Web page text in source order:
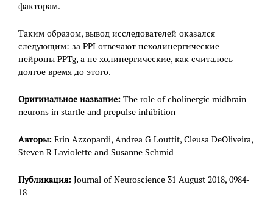
факторам.
Таким образом, вывод исследователей оказался
следующим: за PPI отвечают нехолинергические
нейроны PPTg, а не холинергические, как считалось
долгое время до этого.
Оригинальное название: The role of cholinergic midbrain
neurons in startle and prepulse inhibition
Авторы: Erin Azzopardi, Andrea G Louttit, Cleusa DeOliveira,
Steven R Laviolette and Susanne Schmid
Публикация: Journal of Neuroscience 31 August 2018, 0984-
18